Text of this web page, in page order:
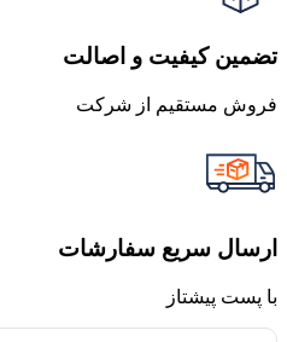
تضمین کیفیت و اصالت
فروش مستقیم از شرکت
ارسال سریع سفارشات
با پست پیشتاز